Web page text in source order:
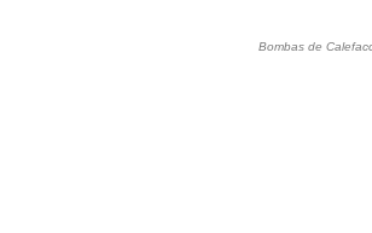
Bombas de